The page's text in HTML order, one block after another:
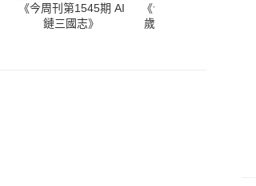
《今周刊第1545期 AI
鏈三國志》
《今周刊第1544期 40
歲就該開始的 抗遺忘